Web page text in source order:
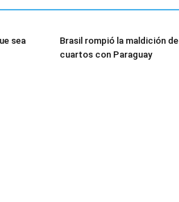
sea
Brasil rompió la maldición de
cuartos con Paraguay